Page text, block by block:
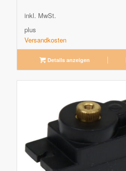
inkl. MwSt.
plus
Versandkosten
Details anzeigen